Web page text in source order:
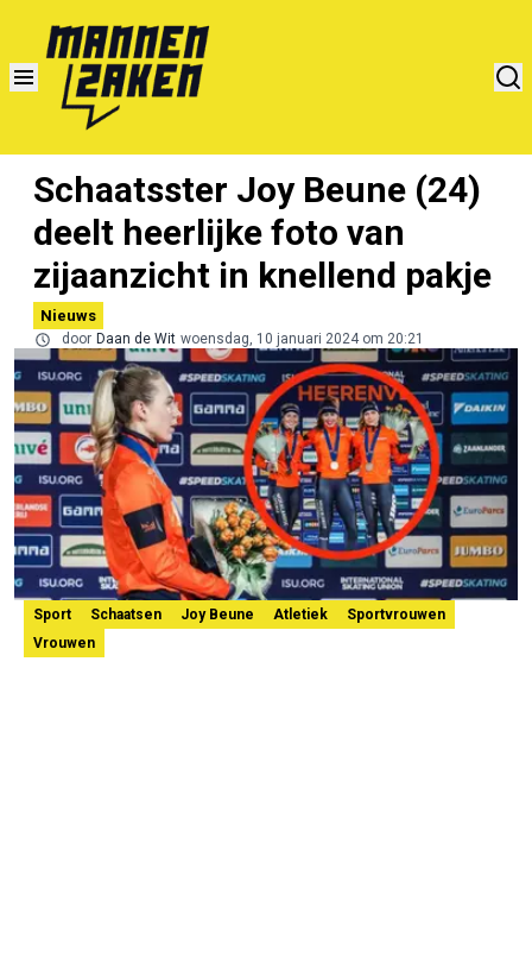
Schaatsster Joy Beune (24)
deelt heerlijke foto van
zijaanzicht in knellend pakje
Nieuws
door Daan de Wit woensdag, 10 januari 2024 om 20:21
Sport Schaatsen Joy Beune Atletiek
Sportvrouwen
Vrouwen